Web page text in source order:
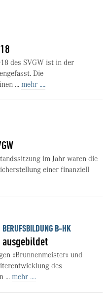
des SVGW ist in der
Die
... mehr ....
im Jahr waren die
einer finanziell
B-HK
«Brunnenmeister» und
des
... mehr ....